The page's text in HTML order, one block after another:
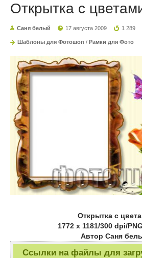
Открытка с
Саня белый 17 августа 2009 1 289
Шаблоны для Фотошоп / Рамки для Фото
Открытка с
1772 x 1181/300 dpi/
Автор Саня
Ссылки на файлы для